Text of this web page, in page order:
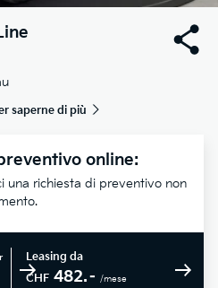
saperne di più
online:
una richiesta di preventivo non
Leasing da
CHF 482.– /mese